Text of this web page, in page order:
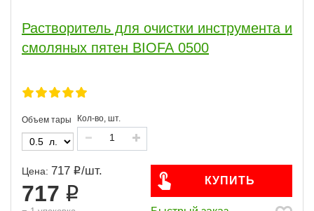
Растворитель для очистки инструмента и
смоляных пятен BIOFA 0500
Объем тары Кол-во, шт.
Цена: 717 /шт.
717
КУПИТЬ